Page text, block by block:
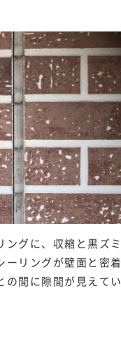
ングに、収縮と黒ズミ
リングが壁面と密着
の間に隙間が見えてい